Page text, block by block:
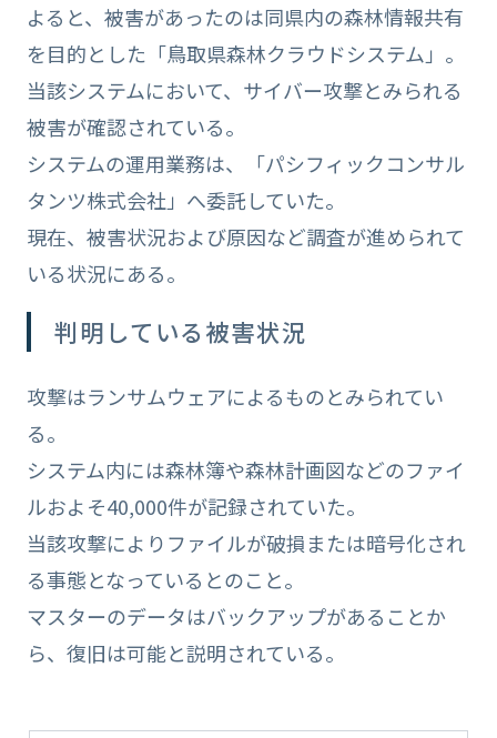
よると、被害があったのは同県内の森林情報共有
を目的とした「鳥取県森林クラウドシステム」。
当該システムにおいて、サイバー攻撃とみられる
被害が確認されている。
システムの運用業務は、「パシフィックコンサル
タンツ株式会社」へ委託していた。
現在、被害状況および原因など調査が進められて
いる状況にある。
判明している被害状況
攻撃はランサムウェアによるものとみられてい
る。
システム内には森林簿や森林計画図などのファイ
ルおよそ40,000件が記録されていた。
当該攻撃によりファイルが破損または暗号化され
る事態となっているとのこと。
マスターのデータはバックアップがあることか
ら、復旧は可能と説明されている。